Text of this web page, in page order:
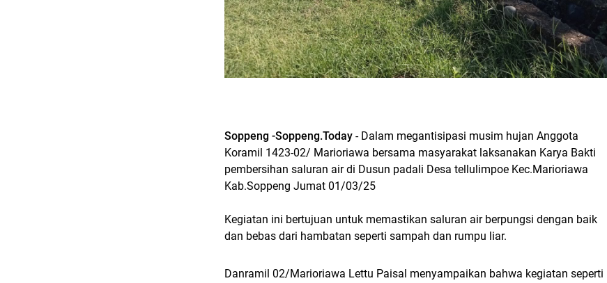
Soppeng -Soppeng.Today - Dalam megantisipasi musim hujan Anggota
Koramil 1423-02/ Marioriawa bersama masyarakat laksanakan Karya Bakti
pembersihan saluran air di Dusun padali Desa tellulimpoe Kec.Marioriawa
Kab.Soppeng Jumat 01/03/25
Kegiatan ini bertujuan untuk memastikan saluran air berpungsi dengan baik
dan bebas dari hambatan seperti sampah dan rumpu liar.
Danramil 02/Marioriawa Lettu Paisal menyampaikan bahwa kegiatan seperti